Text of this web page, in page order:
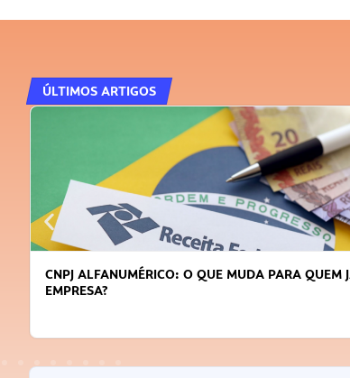
ÚLTIMOS ARTIGOS
CNPJ ALFANUMÉRICO: O QUE MUDA PARA QUEM
EMPRESA?